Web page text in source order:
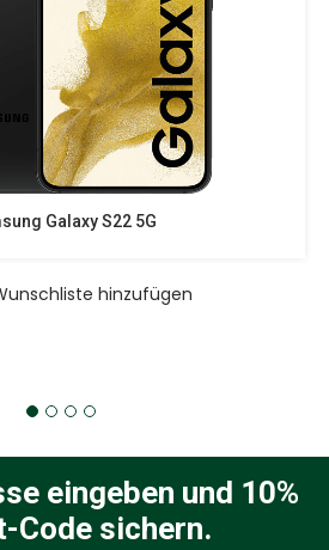
Galaxy S22 5G
hinzufügen
eingeben und 10%
Code sichern.